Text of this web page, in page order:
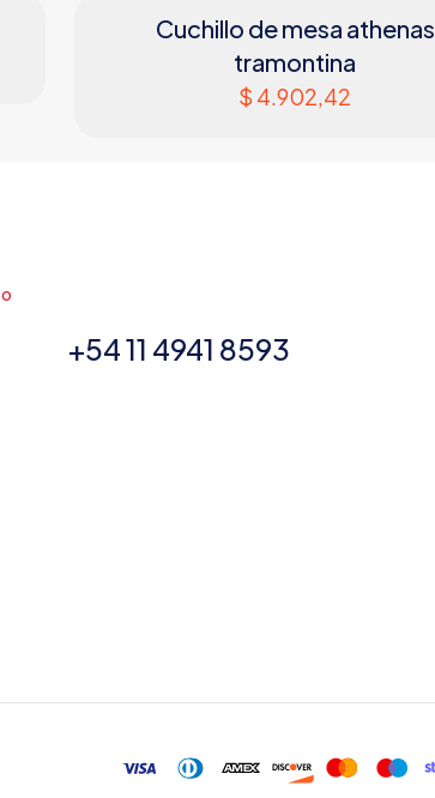
Cuchillo de mesa athenas
tramontina
$ 4.902,42
+54 11 4941 8593